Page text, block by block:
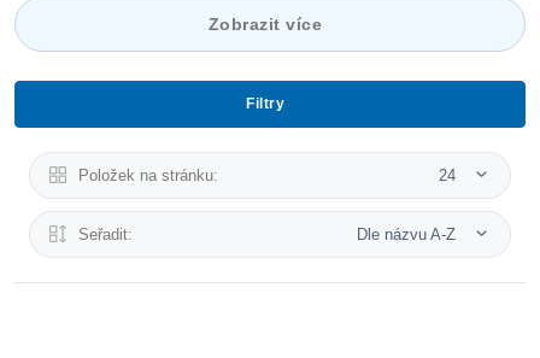
Zobrazit více
Filtry
Položek na stránku: 24
Seřadit: Dle názvu A-Z